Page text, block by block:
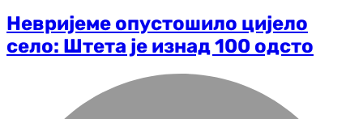
Невријеме опустошило цијело
село: Штета је изнад 100 одсто